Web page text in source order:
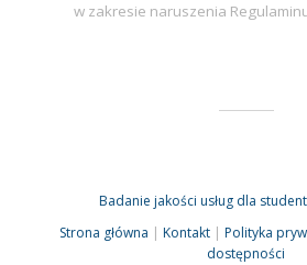
w zakresie naruszenia
Badanie jakości usług dla
Strona główna |Kontakt |Polityka
dostępności